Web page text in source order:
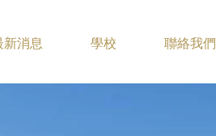
新消息 學校 聯絡我們